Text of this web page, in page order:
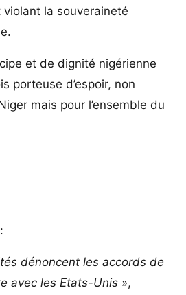
la souveraineté
et de dignité nigérienne
porteuse d’espoir, non
mais pour l’ensemble du
dénoncent les accords de
avec les Etats-Unis »,